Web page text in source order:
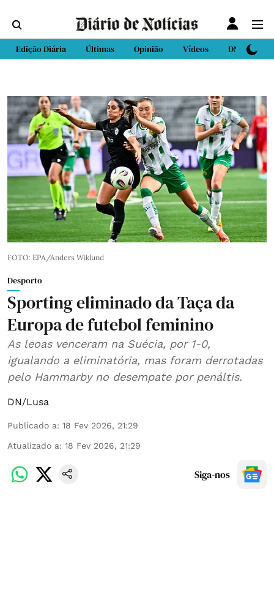
Edição Diária Últimas Opinião Vídeos DN Sport
FOTO: EPA/Anders Wiklund
Desporto
Sporting eliminado da Taça da
Europa de futebol feminino
As leoas venceram na Suécia, por 1-0,
igualando a eliminatória, mas foram derrotadas
pelo Hammarby no desempate por penáltis.
DN/Lusa
Publicado a: 18 Fev 2026, 21:29
Atualizado a: 18 Fev 2026, 21:29
Siga-nos